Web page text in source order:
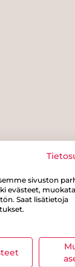
sivuston
evästeet,
Saat lisätietoja